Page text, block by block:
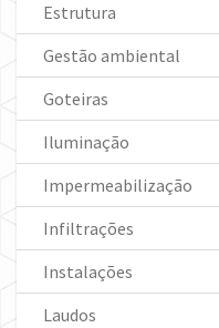
Estrutura
Gestão ambiental
Goteiras
Iluminação
Impermeabilização
Infiltrações
Instalações
Laudos